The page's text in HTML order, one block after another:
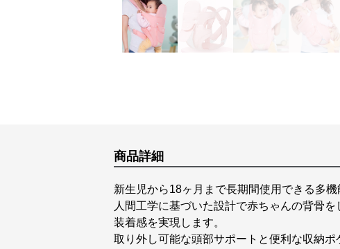
商品詳細
新生児から18ヶ月まで長期間使用できる多機
人間工学に基づいた設計で赤ちゃんの背骨
装着感を実現します。
取り外し可能な頭部サポートと便利な収納